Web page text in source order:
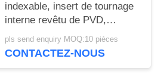
indexable, insert de tournage
interne revêtu de PVD,
déchiffreur de finition
DCMT11T302, couleur dorée
pls send enquiry MOQ:10 pièces
CONTACTEZ-NOUS